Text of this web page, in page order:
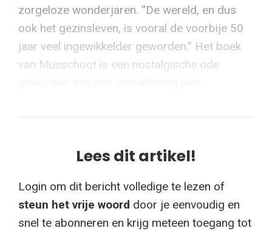
zorgeloze wonderjaren. “De wereld, en dus
ook het gezinsleven, is vooral de voorbije 50
jaar veel ingewikkelder geworden.” Het boek
van Musschoot is een nostalgische ode
Lees dit artikel!
Login om dit bericht volledige te lezen of
steun het vrije woord door je eenvoudig en
snel te abonneren en krijg meteen toegang tot